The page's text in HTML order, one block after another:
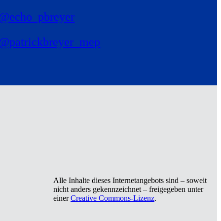
Alle Inhalte dieses Internetangebots sind – soweit
nicht anders gekennzeichnet – freigegeben unter
einerCreative Commons-Lizenz.